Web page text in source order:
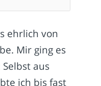
ehrlich von
Mir ging es
aus
ich bis fast